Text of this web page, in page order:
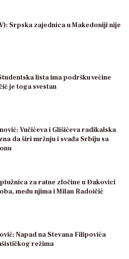
Srpska zajednica u Makedoniji nije
lista ima podršku većine
je toga svestan
Vučićeva i Glišićeva radikalska
da širi mržnju i svađa Srbiju sa
za ratne zločine u Đakovici
među njima i Milan Radoičić
Napad na Stevana Filipovića
režima